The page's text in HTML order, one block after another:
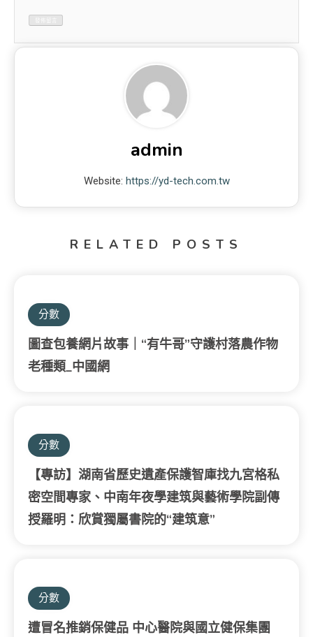
admin
Website: https://yd-tech.com.tw
RELATED POSTS
分數
圖查包養網片故事｜“有牛哥”守護村落農作物
老種類_中國網
分數
【專訪】湖南省歷史遺產保護智庫找九宮格私
密空間專家、中南年夜學建筑與藝術學院副傳
授羅明：欣賞獨屬書院的“建筑意”
分數
遭冒名推銷保健品 中心醫院與國立健保集團